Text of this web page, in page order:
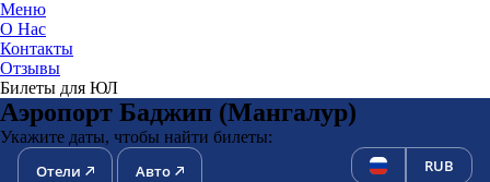
Меню
О Нас
Контакты
Отзывы
Билеты для ЮЛ
Аэропорт Баджип (Мангалур)
Укажите даты, чтобы найти билеты:
Отели Авто RUB